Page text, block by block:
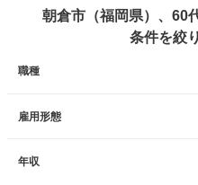
朝倉市（福岡県）、60
条件を絞
職種
雇用形態
年収